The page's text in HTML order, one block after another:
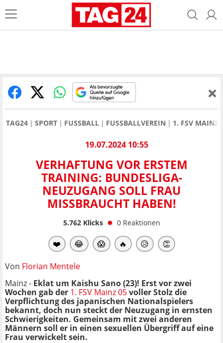
TAG24 SPORT FUSSBALL FUSSBALLVEREIN 1. FSV MAINZ
19.07.2024 10:55
VERHAFTUNG VOR ERSTEM
TRAINING: BUNDESLIGA-
NEUZUGANG SOLL FRAU
MISSBRAUCHT HABEN!
5.762Klicks 0 Reaktionen
❤️ 😂 😱 🔥 😥 👏
Von Florian Mentele
Mainz - Eklat um Kaishu Sano (23)! Erst vor zwei
Wochen gab der 1. FSV Mainz 05voller Stolz die
Verpflichtung des japanischen Nationalspielers
bekannt, doch nun steckt der Neuzugang in ernsten
Schwierigkeiten. Gemeinsam mit zwei anderen
Männern soll er in einen sexuellen Übergriff auf eine
Frau verwickelt sein.